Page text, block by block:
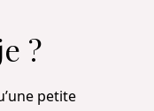
?
petite